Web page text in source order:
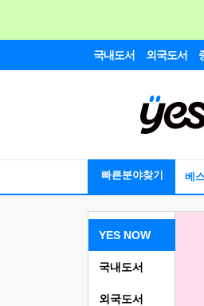
국내도서 외국도서
빠른분야찾기 베
YES NOW
국내도서
외국도서